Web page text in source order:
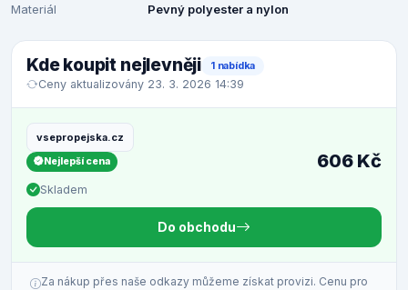
Materiál
Pevný polyester a nylon
Kde koupit nejlevněji 1 nabídka
Ceny aktualizovány 23. 3. 2026 14:39
vsepropejska.cz
Nejlepší cena
Skladem
606 Kč
Do obchodu
Za nákup přes naše odkazy můžeme získat provizi. Cenu pro